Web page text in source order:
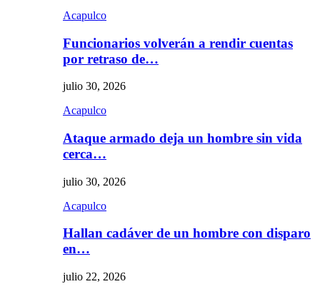
Acapulco
Funcionarios volverán a rendir cuentas
por retraso de…
julio 30, 2026
Acapulco
Ataque armado deja un hombre sin vida
cerca…
julio 30, 2026
Acapulco
Hallan cadáver de un hombre con disparo
en…
julio 22, 2026